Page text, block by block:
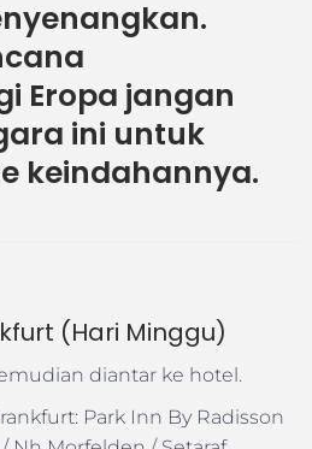
Eropa jangan
ini untuk
keindahannya.
(Hari Minggu)
diantar ke hotel.
Park Inn By Radisson